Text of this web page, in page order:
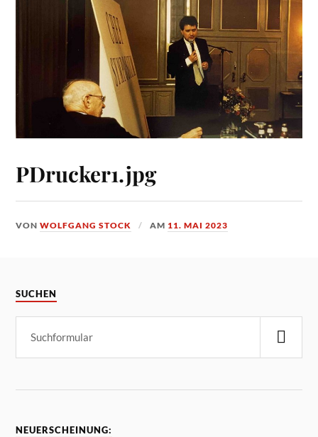
PDrucker1.jpg
VONWOLFGANG STOCK AM 11. MAI 2023
SUCHEN
NEUERSCHEINUNG: